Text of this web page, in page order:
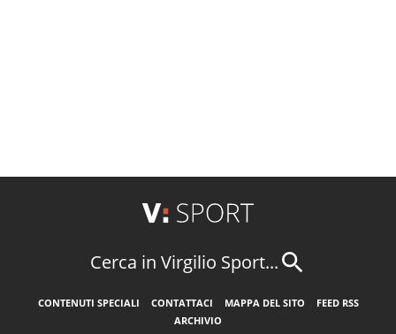
Cerca in Virgilio Sport...
CONTENUTI SPECIALI CONTATTACI MAPPA DEL SITO
FEED RSS
ARCHIVIO